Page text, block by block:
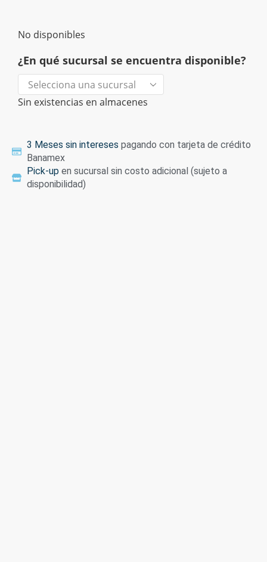
No disponibles
¿En qué sucursal se encuentra disponible?
Sin existencias en almacenes
3 Meses sin intereses pagando con tarjeta de crédito
Banamex
Pick-up en sucursal sin costo adicional (sujeto a
disponibilidad)